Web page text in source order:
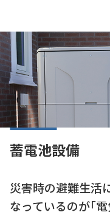
蓄電池設備
災害時の避難生活
なっているのが｢